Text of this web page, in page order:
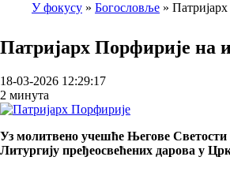
У фокусу Богословље
Патријарх Порфирије на
18-03-2026 12:29:17
2 минута
Уз молитвено учешће Његове Светости
Литургију пређеосвећених дарова у